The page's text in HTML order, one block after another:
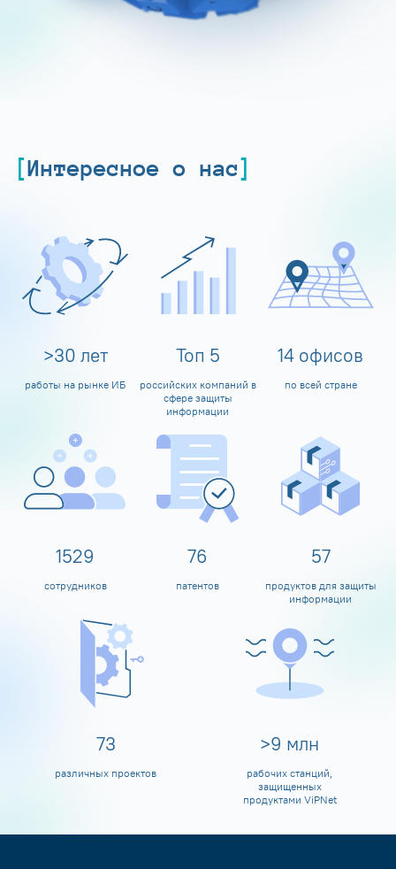
Интересное о нас
>30 лет
работы на рынке ИБ
Топ 5
российских компаний в
сфере защиты
информации
14 офисов
по всей стране
1600
сотрудников
80
патентов
60
продуктов для защиты
информации
80
различных проектов
>10 млн
рабочих станций,
защищенных
продуктами ViPNet